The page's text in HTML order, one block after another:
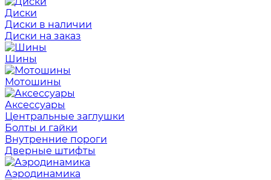
Диски
Диски в наличии
Диски на заказ
Шины
Мотошины
Аксессуары
Центральные заглушки
Болты и гайки
Внутренние пороги
Дверные штифты
Аэродинамика